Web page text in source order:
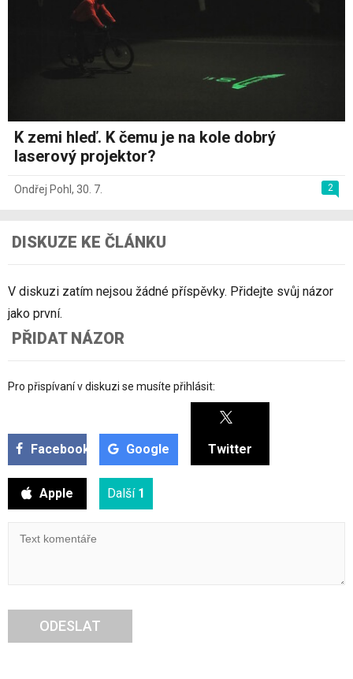
K zemi hleď. K čemu je na kole dobrý
laserový projektor?
2
Ondřej Pohl , 30. 7.
DISKUZE KE ČLÁNKU
V diskuzi zatím nejsou žádné příspěvky. Přidejte svůj názor
jako první.
PŘIDAT NÁZOR
Pro přispívaní v diskuzi se musíte přihlásit:
Facebook Google Twitter
Apple Další 1
ODESLAT